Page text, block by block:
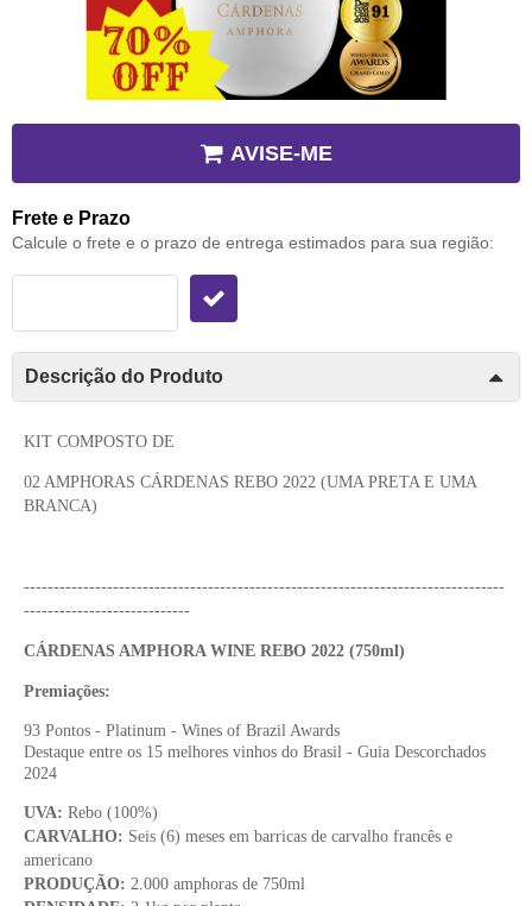
AVISE-ME
Frete e Prazo
Calcule o frete e o prazo de entrega estimados para sua região:
Descrição do Produto
KIT COMPOSTO DE
02 AMPHORAS CÁRDENAS REBO 2022 (UMA PRETA E UMA
BRANCA)
---------------------------------------------------------------------------------
----------------------------
CÁRDENAS AMPHORA WINE REBO 2022 (750ml)
Premiações:
93 Pontos - Platinum - Wines of Brazil Awards
Destaque entre os 15 melhores vinhos do Brasil - Guia Descorchados
2024
UVA: Rebo (100%)
CARVALHO: Seis (6) meses em barricas de carvalho francês e
americano
PRODUÇÃO: 2.000 amphoras de 750ml